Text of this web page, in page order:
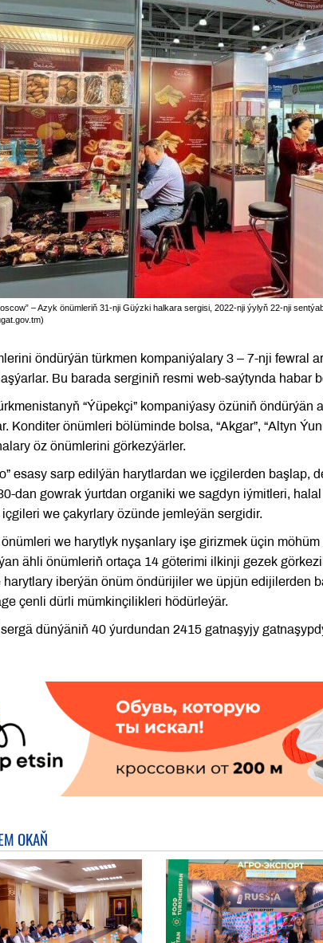
– Azyk önümleriň 31-nji Güýzki halkara sergisi, 2022-nji ýylyň 22-nji
öndürýän türkmen kompaniýalary 3 – 7-nji fewral
Bu barada serginiň resmi web-saýtynda habar
“Ýüpekçi” kompaniýasy özüniň
Konditer önümleri bölüminde bolsa, “Akgar”, “Altyn
öz önümlerini görkezýärler.
esasy sarp edilýän harytlardan we içgilerden başlap,
dan gowrak ýurtdan organiki we sagdyn iýmitleri,
we çakyrlary özünde jemleýän sergidir.
we harytlyk nyşanlary işe girizmek üçin
ähli önümleriň ortaça 14 göterimi ilkinji gezek
harytlary iberýän önüm öndürijiler we üpjün edijilerden
çenli dürli mümkinçilikleri hödürleýär.
dünýäniň 40 ýurdundan 2415 gatnaşyjy
OKAŇ